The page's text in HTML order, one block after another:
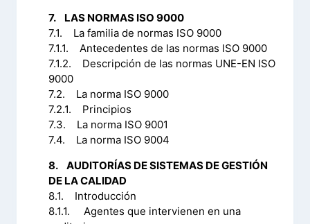
7. LAS NORMAS ISO 9000
7.1. La familia de normas ISO 9000
7.1.1. Antecedentes de las normas ISO 9000
7.1.2. Descripción de las normas UNE-EN ISO
9000
7.2. La norma ISO 9000
7.2.1. Principios
7.3. La norma ISO 9001
7.4. La norma ISO 9004
8. AUDITORÍAS DE SISTEMAS DE GESTIÓN
DE LA CALIDAD
8.1. Introducción
8.1.1. Agentes que intervienen en una